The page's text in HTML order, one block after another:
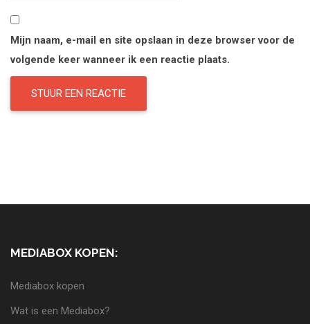
Mijn naam, e-mail en site opslaan in deze browser voor de
volgende keer wanneer ik een reactie plaats.
MEDIABOX KOPEN:
Mediabox kopen
Wat is een Mediabox?